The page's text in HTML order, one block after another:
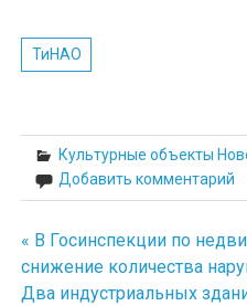
ТиНАО
Культурные объекты
Добавить комментарий
Навигация
по
« В Госинспекции по
снижение количества
Два индустриальных